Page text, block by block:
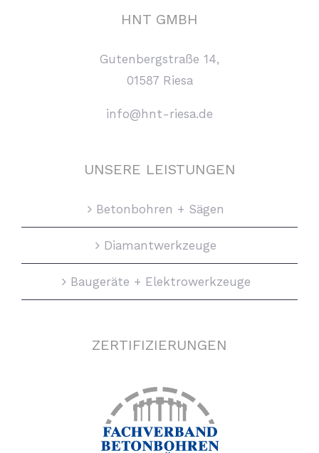
HNT GMBH
Gutenbergstraße 14,
01587 Riesa
info@hnt-riesa.de
UNSERE LEISTUNGEN
Betonbohren + Sägen
Diamantwerkzeuge
Baugeräte + Elektrowerkzeuge
ZERTIFIZIERUNGEN